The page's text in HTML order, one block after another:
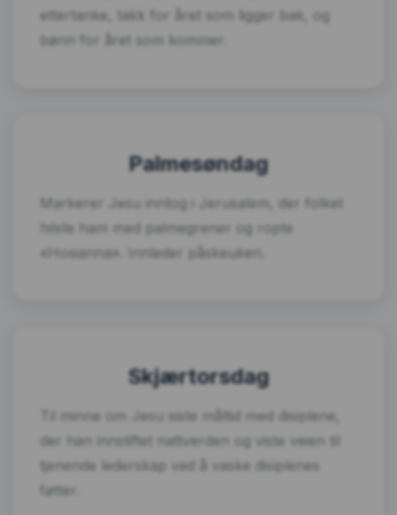
ettertanke, takk for året som ligger bak, og
bønn for året som kommer.
Palmesøndag
Markerer Jesu inntog i Jerusalem, der folket
hilste ham med palmegrener og ropte
«Hosianna». Innleder påskeuken.
Skjærtorsdag
Til minne om Jesu siste måltid med disiplene,
der han innstiftet nattverden og viste veien til
tjenende lederskap ved å vaske disiplenes
føtter.